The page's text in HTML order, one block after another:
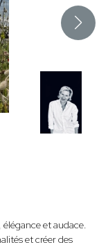
et audace.
et créer des